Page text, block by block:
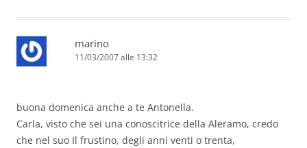
marino
11/03/2007 alle 13:32
buona domenica anche a te Antonella.
Carla, visto che sei una conoscitrice della Aleramo, credo
che nel suo Il frustino, degli anni venti o trenta,